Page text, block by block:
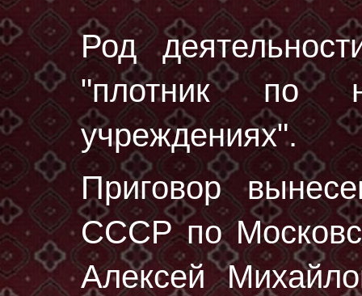
Род
"плотник по
учреждениях".
Приговор
СССР по
Алексей